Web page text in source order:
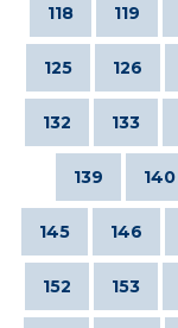
118 119
125 126
132 133
139 140
145 146
152 153